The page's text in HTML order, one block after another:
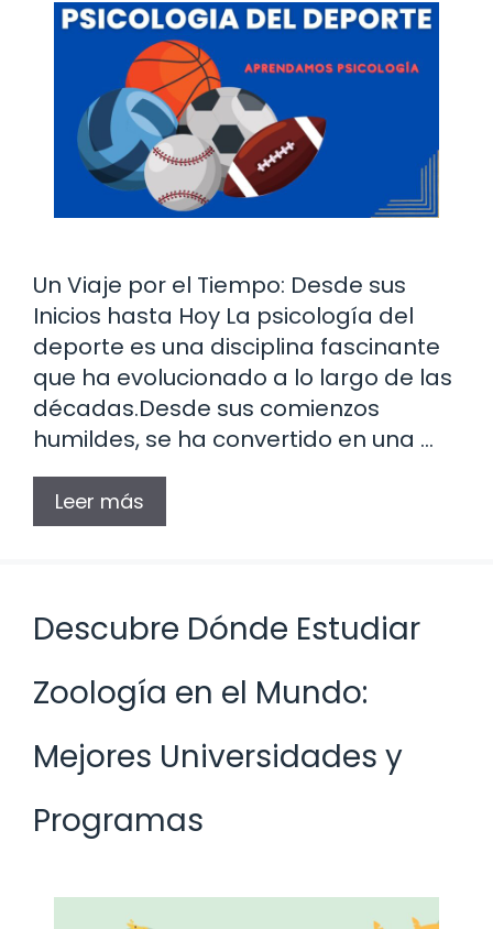
Un Viaje por el Tiempo: Desde sus
Inicios hasta Hoy La psicología del
deporte es una disciplina fascinante
que ha evolucionado a lo largo de las
décadas.Desde sus comienzos
humildes, se ha convertido en una …
Leer más
Descubre Dónde Estudiar
Zoología en el Mundo:
Mejores Universidades y
Programas